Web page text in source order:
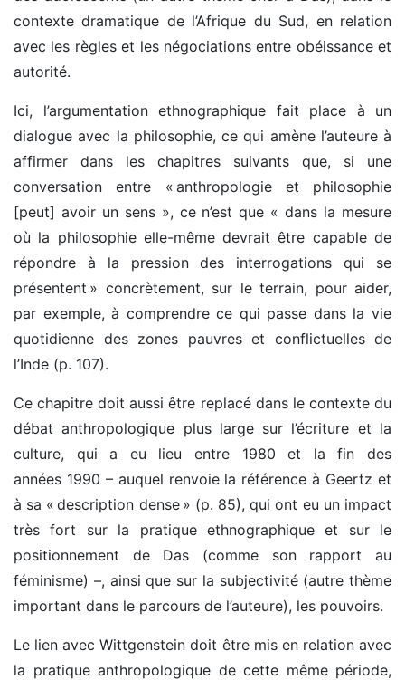
contexte dramatique de l’Afrique du Sud, en relation
avec les règles et les négociations entre obéissance et
autorité.
Ici, l’argumentation ethnographique fait place à un
dialogue avec la philosophie, ce qui amène l’auteure à
affirmer dans les chapitres suivants que, si une
conversation entre « anthropologie et philosophie
[peut] avoir un sens », ce n’est que « dans la mesure
où la philosophie elle-même devrait être capable de
répondre à la pression des interrogations qui se
présentent » concrètement, sur le terrain, pour aider,
par exemple, à comprendre ce qui passe dans la vie
quotidienne des zones pauvres et conflictuelles de
l’Inde (p. 107).
Ce chapitre doit aussi être replacé dans le contexte du
débat anthropologique plus large sur l’écriture et la
culture, qui a eu lieu entre 1980 et la fin des
années 1990 – auquel renvoie la référence à Geertz et
à sa « description dense » (p. 85), qui ont eu un impact
très fort sur la pratique ethnographique et sur le
positionnement de Das (comme son rapport au
féminisme) –, ainsi que sur la subjectivité (autre thème
important dans le parcours de l’auteure), les pouvoirs.
Le lien avec Wittgenstein doit être mis en relation avec
la pratique anthropologique de cette même période,